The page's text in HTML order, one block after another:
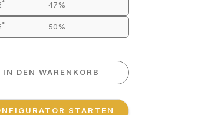
* 47%
* 50%
IN DEN WARENKORB
STARTEN